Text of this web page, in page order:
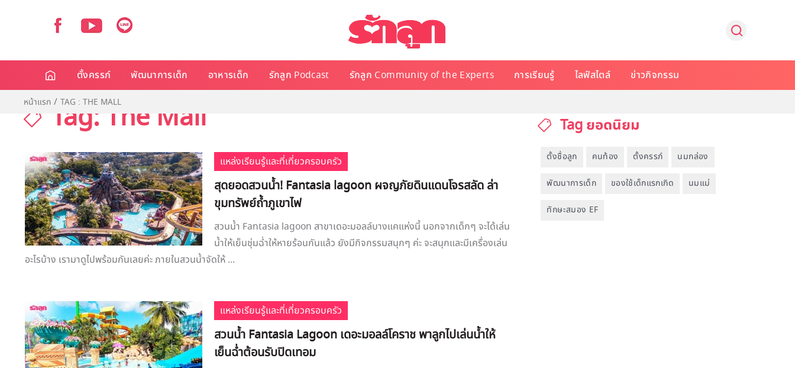
ตั้งครรภ์ พัฒนาการเด็ก อาหารเด็ก รักลูก Podcast รักลูก Community of the Experts การเรียนรู้ ไลฟ์สไตล์ ข่าวกิจกรรม
หน้าแรก TAG : THE MALL
Tag: The Mall
แหล่งเรียนรู้และที่เที่ยวครอบครัว
สุดยอดสวนน้ำ! Fantasia lagoon ผจญภัยดินแดนโจรสลัด ล่า
ขุมทรัพย์ถ้ำภูเขาไฟ
สวนน้ำ Fantasia lagoon สาขาเดอะมอลล์บางแคแห่งนี้ นอกจากเด็กๆ จะได้เล่น
น้ำให้เย็นชุ่มฉ่ำให้หายร้อนกันแล้ว ยังมีกิจกรรมสนุกๆ ค่ะ จะสนุกและมีเครื่องเล่น
อะไรบ้าง เรามาดูไปพร้อมกันเลยค่ะ ภายในสวนน้ำจัดให้ ...
แหล่งเรียนรู้และที่เที่ยวครอบครัว
สวนน้ำ Fantasia Lagoon เดอะมอลล์โคราช พาลูกไปเล่นน้ำให้
เย็นฉ่ำต้อนรับปิดเทอม
Tag ยอดนิยม
ตั้งชื่อลูก คนท้อง ตั้งครรภ์ นมกล่อง
พัฒนาการเด็ก ของใช้เด็กแรกเกิด นมแม่
ทักษะสมอง EF